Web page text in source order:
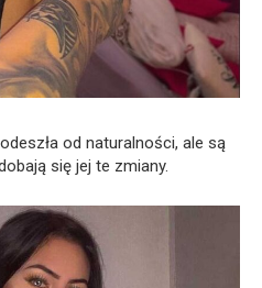
od naturalności, ale są
się jej te zmiany.